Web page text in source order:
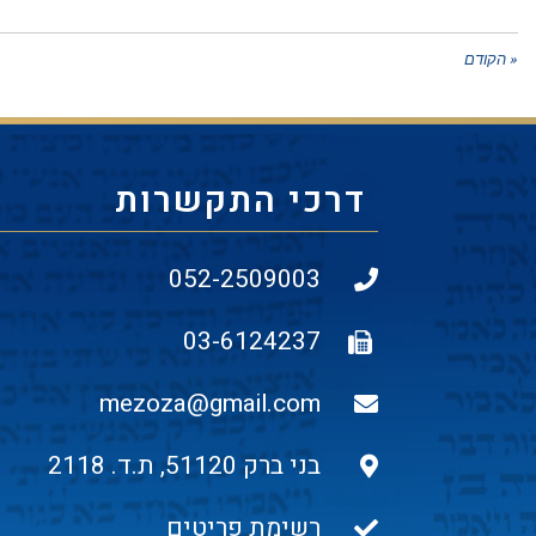
« הקודם
דרכי התקשרות
052-2509003
03-6124237
mezoza@gmail.com
בני ברק 51120, ת.ד. 2118
רשימת פריטים